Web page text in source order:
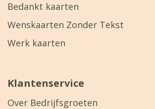
Bedankt kaarten
Wenskaarten Zonder Tekst
Werk kaarten
Klantenservice
Over Bedrijfsgroeten